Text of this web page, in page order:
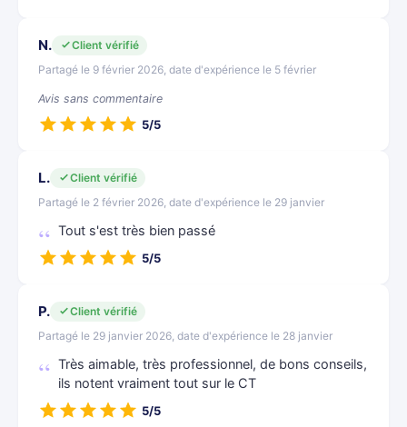
N.
Client vérifié
Partagé le 9 février 2026, date d'expérience le 5 février
Avis sans commentaire
5/5
L.
Client vérifié
Partagé le 2 février 2026, date d'expérience le 29 janvier
Tout s'est très bien passé
5/5
P.
Client vérifié
Partagé le 29 janvier 2026, date d'expérience le 28 janvier
Très aimable, très professionnel, de bons conseils,
ils notent vraiment tout sur le CT
5/5